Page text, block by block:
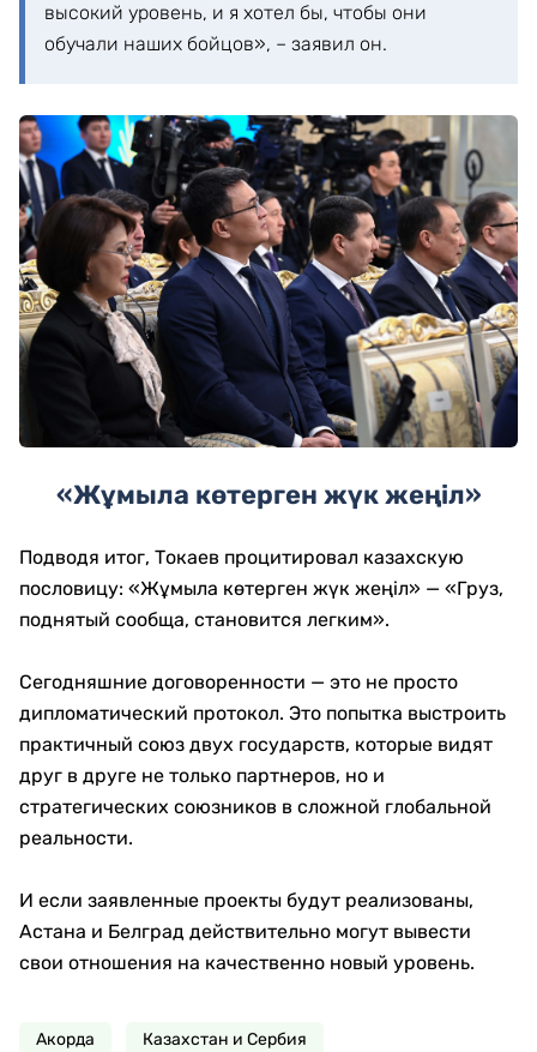
высокий уровень, и я хотел бы, чтобы они
обучали наших бойцов», – заявил он.
«Жұмыла көтерген жүк жеңіл»
Подводя итог, Токаев процитировал казахскую
пословицу: «Жұмыла көтерген жүк жеңіл» — «Груз,
поднятый сообща, становится легким».
Сегодняшние договоренности — это не просто
дипломатический протокол. Это попытка выстроить
практичный союз двух государств, которые видят
друг в друге не только партнеров, но и
стратегических союзников в сложной глобальной
реальности.
И если заявленные проекты будут реализованы,
Астана и Белград действительно могут вывести
свои отношения на качественно новый уровень.
Акорда Казахстан и Сербия